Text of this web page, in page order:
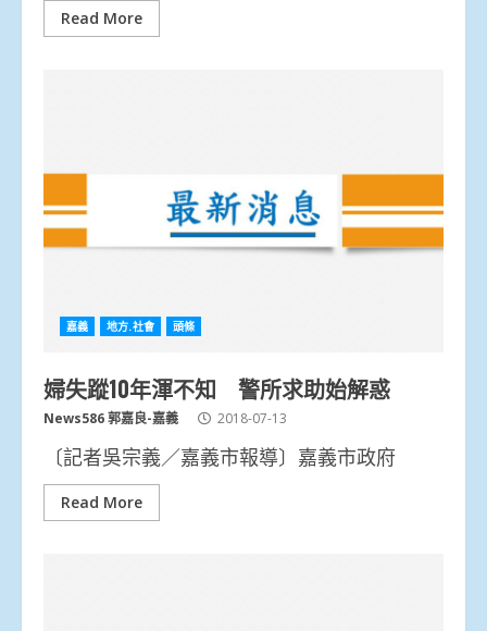
Read More
嘉義 地方.社會 頭條
婦失蹤10年渾不知 警所求助始解惑
News586 郭嘉良-嘉義 2018-07-13
〔記者吳宗義／嘉義市報導〕嘉義市政府
Read More